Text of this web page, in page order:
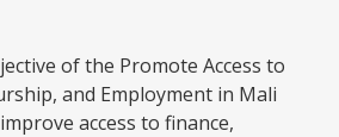
of the Promote Access to
and Employment in Mali
access to finance,